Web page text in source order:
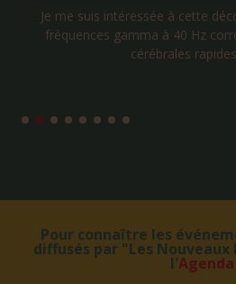
L’ile Maurice est un des
à la fois plusieurs espèces
Pour connaître les
diffusés par "Les
l'Agenda